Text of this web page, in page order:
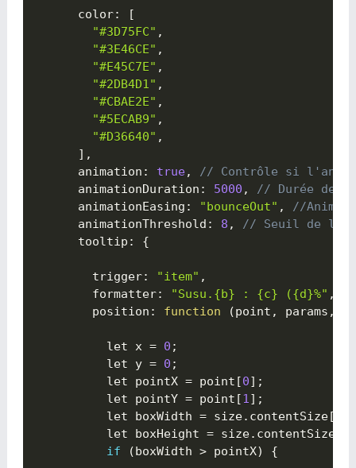
      color
:
[
"#3D75FC" ,
"#3E46CE" ,
"#E45C7E" ,
"#2DB4D1" ,
"#CBAE2E" ,
"#5ECAB9" ,
"#D36640" ,
] ,
      animation
: true,
// Contrôle si
      animationDuration
: 5000 ,
// Durée de
      animationEasing
: "bounceOut" ,
//
      animationThreshold
: 8 ,
// Seuil de
      tooltip
: {
        trigger
: "item" ,
        formatter
: "Susu.{b} : {c} ({d}%" ,
        position
: function (point , params ,
          let x
= 0 ;
          let y
= 0 ;
          let pointX
= point [0] ;
          let pointY
= point [1] ;
          let boxWidth
= size. contentSize[
          let boxHeight
= size. contentSize
if
(boxWidth > pointX) {